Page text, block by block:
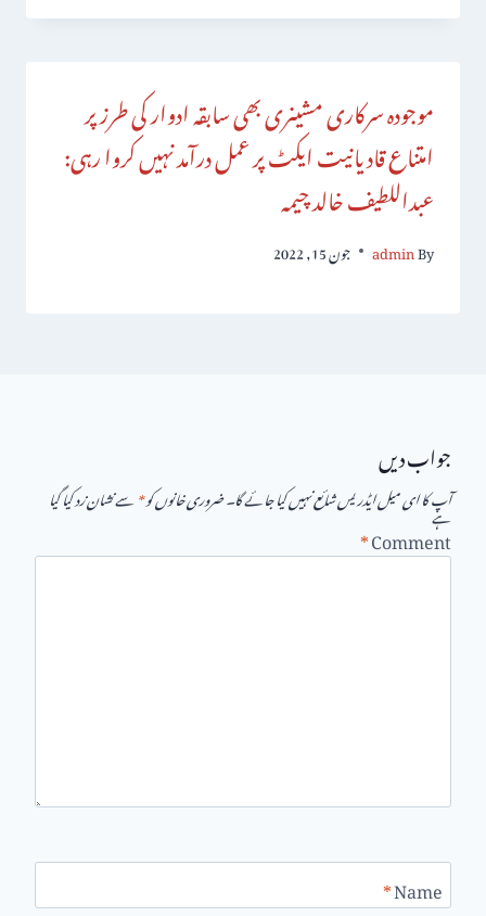
موجودہ سرکاری مشینری بھی سابقہ ادوار کی طرز پر
امتناع قادیانیت ایکٹ پر عمل درآمد نہیں کروا رہی:
عبداللطیف خالد چیمہ
By
admin جون 15, 2022
جواب دیں
آپ کا ای میل ایڈریس شائع نہیں کیا جائے گا۔ضروری خانوں کو*سے نشان زد کیا گیا ہے
Comment
*
Name
*